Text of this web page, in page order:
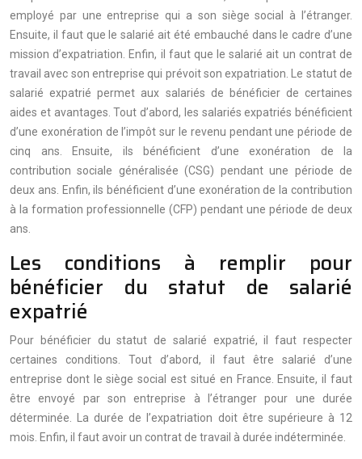
employé par une entreprise qui a son siège social à l’étranger.
Ensuite, il faut que le salarié ait été embauché dans le cadre d’une
mission d’expatriation. Enfin, il faut que le salarié ait un contrat de
travail avec son entreprise qui prévoit son expatriation. Le statut de
salarié expatrié permet aux salariés de bénéficier de certaines
aides et avantages. Tout d’abord, les salariés expatriés bénéficient
d’une exonération de l’impôt sur le revenu pendant une période de
cinq ans. Ensuite, ils bénéficient d’une exonération de la
contribution sociale généralisée (CSG) pendant une période de
deux ans. Enfin, ils bénéficient d’une exonération de la contribution
à la formation professionnelle (CFP) pendant une période de deux
ans.
Les conditions à remplir pour
bénéficier du statut de salarié
expatrié
Pour bénéficier du statut de salarié expatrié, il faut respecter
certaines conditions. Tout d’abord, il faut être salarié d’une
entreprise dont le siège social est situé en France. Ensuite, il faut
être envoyé par son entreprise à l’étranger pour une durée
déterminée. La durée de l’expatriation doit être supérieure à 12
mois. Enfin, il faut avoir un contrat de travail à durée indéterminée.